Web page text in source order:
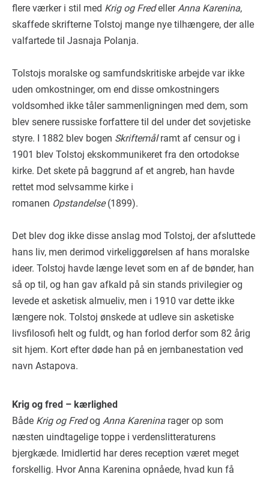
flere værker i stil med Krig og FredellerAnna Karenina,
skaffede skrifterne Tolstoj mange nye tilhængere, der alle
valfartede til Jasnaja Polanja.
Tolstojs moralske og samfundskritiske arbejde var ikke
uden omkostninger, om end disse omkostningers
voldsomhed ikke tåler sammenligningen med dem, som
blev senere russiske forfattere til del under det sovjetiske
styre. I 1882 blev bogen Skriftemålramt af censur og i
1901 blev Tolstoj ekskommunikeret fra den ortodokse
kirke. Det skete på baggrund af et angreb, han havde
rettet mod selvsamme kirke i
romanen Opstandelse(1899).
Det blev dog ikke disse anslag mod Tolstoj, der afsluttede
hans liv, men derimod virkeliggørelsen af hans moralske
ideer. Tolstoj havde længe levet som en af de bønder, han
så op til, og han gav afkald på sin stands privilegier og
levede et asketisk almueliv, men i 1910 var dette ikke
længere nok. Tolstoj ønskede at udleve sin asketiske
livsfilosofi helt og fuldt, og han forlod derfor som 82 årig
sit hjem. Kort efter døde han på en jernbanestation ved
navn Astapova.
Krig og fred – kærlighed
Både Krig og Fredog Anna Karenina rager op som
næsten uindtagelige toppe i verdenslitteraturens
bjergkæde. Imidlertid har deres reception været meget
forskellig. Hvor Anna Karenina opnåede, hvad kun få